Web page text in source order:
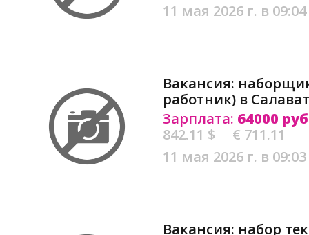
11 мая 2026 г. в 09:04
Вакансия:
работник) в
Зарплата: 64000
842.11 $
€ 711.11
11 мая 2026 г. в 09:03
Вакансия: набор